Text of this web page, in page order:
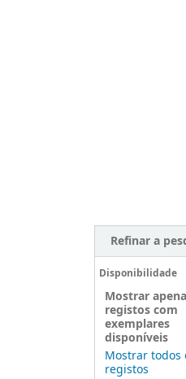
Refinar a
Disponibilidade
Mostrar
registos com
exemplares
disponíveis
Mostrar todos
registos